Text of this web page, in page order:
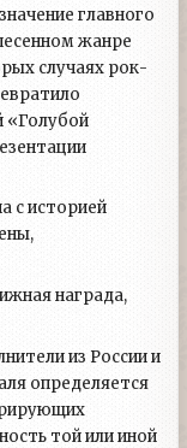
главного
жанре
случаях рок-
«Голубой
с историей
награда,
из России и
определяется
той или иной